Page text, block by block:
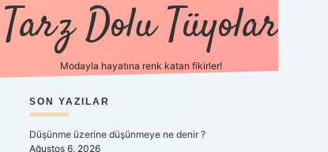
Tarz Dolu Tüyolar
Modayla hayatına renk katan fikirler!
SIDEBAR
SON YAZILAR
Düşünme üzerine düşünmeye ne denir ?
Ağustos 6, 2026